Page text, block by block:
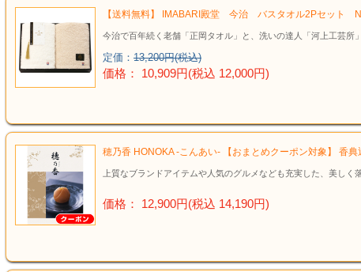
【送料無料】 IMABARI殿堂 今治 バスタオル2Pセット
今治で百年続く老舗「正岡タオル」と、洗いの達人「河上工芸所
定価： 13,200円(税込)
価格： 10,909円(税込 12,000円)
穂乃香 HONOKA -こんあい- 【おまとめクーポン対象】 香典
上質なブランドアイテムや人気のグルメなども充実した、美し
価格： 12,900円(税込 14,190円)